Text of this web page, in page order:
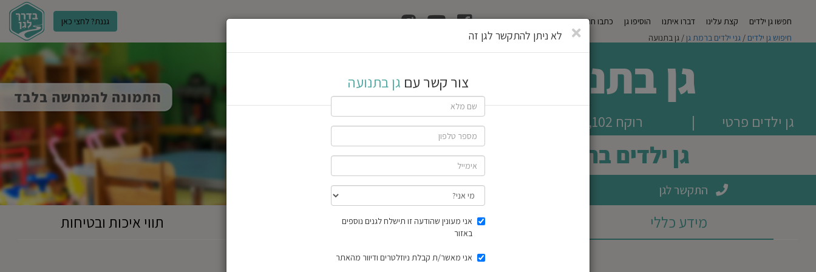
גננת? לחצי כאן חפשו גן ילדים קצת עלינו דברו איתנו הוסיפו גן כתבו חוות דעת מגזין
הוצאת רשיון גן
חיפוש גן ילדים / גני ילדים ברמת גן/ גן בתנועה
גן בתנועה
רוקח 102, רמת גן | גן ילדים פרטי
גן ילדים ברמת גן
התקשר לגן
מידע כללי תווי איכות ובטיחות
סגירהלא ניתן להתקשר לגן זה
צור קשר עם גן בתנועה
אני מעונין שהודעה זו תישלח לגנים נוספים
באזור
אני מאשר/ת קבלת ניוזלטרים ודיוור מהאתר